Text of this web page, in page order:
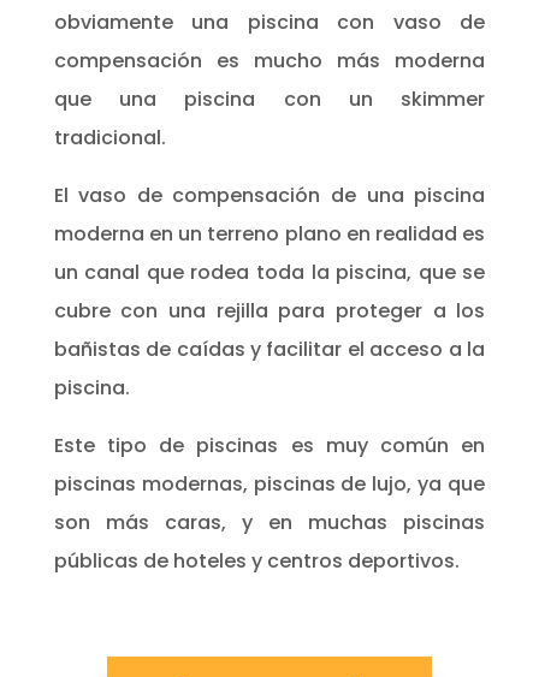
obviamente una piscina con vaso de
compensación es mucho más moderna
que una piscina con un skimmer
tradicional.
El vaso de compensación de una piscina
moderna en un terreno plano en realidad es
un canal que rodea toda la piscina, que se
cubre con una rejilla para proteger a los
bañistas de caídas y facilitar el acceso a la
piscina.
Este tipo de piscinas es muy común en
piscinas modernas, piscinas de lujo, ya que
son más caras, y en muchas piscinas
públicas de hoteles y centros deportivos.